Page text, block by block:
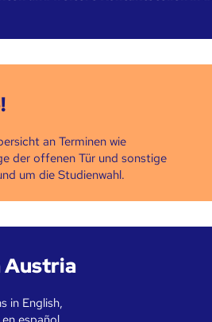
an Terminen wie
der offenen Tür und sonstige
um die Studienwahl.
Austria
in English,